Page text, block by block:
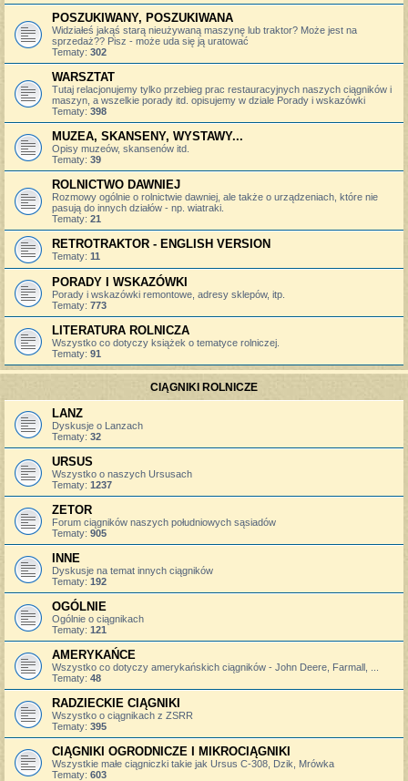
POSZUKIWANY, POSZUKIWANA
Widziałeś jakąś starą nieużywaną maszynę lub traktor? Może jest na
sprzedaż?? Pisz - może uda się ją uratować
Tematy: 302
WARSZTAT
Tutaj relacjonujemy tylko przebieg prac restauracyjnych naszych ciągników i
maszyn, a wszelkie porady itd. opisujemy w dziale Porady i wskazówki
Tematy: 398
MUZEA, SKANSENY, WYSTAWY...
Opisy muzeów, skansenów itd.
Tematy: 39
ROLNICTWO DAWNIEJ
Rozmowy ogólnie o rolnictwie dawniej, ale także o urządzeniach, które nie
pasują do innych działów - np. wiatraki.
Tematy: 21
RETROTRAKTOR - ENGLISH VERSION
Tematy: 11
PORADY I WSKAZÓWKI
Porady i wskazówki remontowe, adresy sklepów, itp.
Tematy: 773
LITERATURA ROLNICZA
Wszystko co dotyczy książek o tematyce rolniczej.
Tematy: 91
CIĄGNIKI ROLNICZE
LANZ
Dyskusje o Lanzach
Tematy: 32
URSUS
Wszystko o naszych Ursusach
Tematy: 1237
ZETOR
Forum ciągników naszych południowych sąsiadów
Tematy: 905
INNE
Dyskusje na temat innych ciągników
Tematy: 192
OGÓLNIE
Ogólnie o ciągnikach
Tematy: 121
AMERYKAŃCE
Wszystko co dotyczy amerykańskich ciągników - John Deere, Farmall, ...
Tematy: 48
RADZIECKIE CIĄGNIKI
Wszystko o ciągnikach z ZSRR
Tematy: 395
CIĄGNIKI OGRODNICZE I MIKROCIĄGNIKI
Wszystkie małe ciągniczki takie jak Ursus C-308, Dzik, Mrówka
Tematy: 603